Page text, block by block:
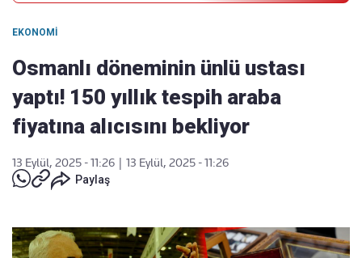
EKONOMI
Osmanlı döneminin ünlü ustası
yaptı! 150 yıllık tespih araba
fiyatına alıcısını bekliyor
13 Eylül, 2025 - 11:26
13 Eylül, 2025 - 11:26
Paylaş